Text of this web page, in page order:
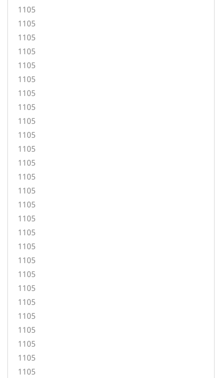
1105
1105
1105
1105
1105
1105
1105
1105
1105
1105
1105
1105
1105
1105
1105
1105
1105
1105
1105
1105
1105
1105
1105
1105
1105
1105
1105